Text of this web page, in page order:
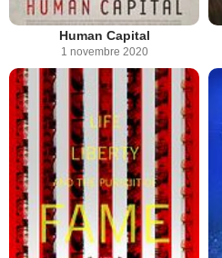
Human Capital
1 novembre 2020